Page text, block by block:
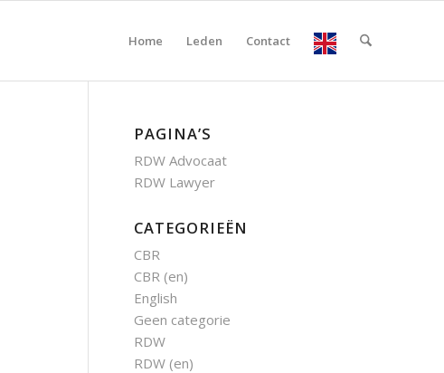
Home Leden Contact
A replacement driver’s license was finaly issued
24 juni 2021
Geen coördinatie binnen Europa betreffende
PAGINA’S
RDW Advocaat
RDW Lawyer
CATEGORIEËN
CBR
CBR (en)
English
Geen categorie
RDW
RDW (en)